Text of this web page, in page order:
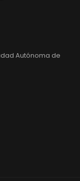
Autónoma de